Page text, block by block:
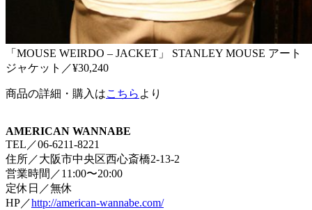
「MOUSE WEIRDO – JACKET」 STANLEY MOUSE アート
ジャケット／¥30,240
商品の詳細・購入はこちら より
AMERICAN WANNABE
TEL／06-6211-8221
住所／大阪市中央区西心斎橋2-13-2
営業時間／11:00〜20:00
定休日／無休
HP／http://american-wannabe.com/